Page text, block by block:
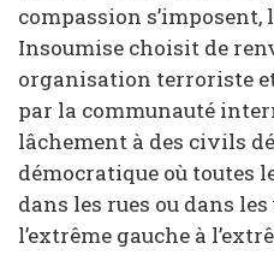
compassion s’imposent,
Insoumise choisit de
organisation terroriste
par la communauté
lâchement à des civils
démocratique où toutes
dans les rues ou dans
l’extrême gauche à